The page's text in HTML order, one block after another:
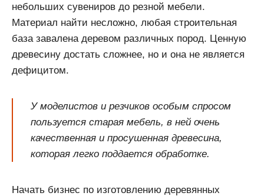
небольших сувениров до резной мебели.
Материал найти несложно, любая строительная
база завалена деревом различных пород. Ценную
древесину достать сложнее, но и она не является
дефицитом.
У моделистов и резчиков особым спросом
пользуется старая мебель, в ней очень
качественная и просушенная древесина,
которая легко поддается обработке.
Начать бизнес по изготовлению деревянных